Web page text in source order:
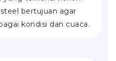
bertujuan agar
kondisi dan cuaca.